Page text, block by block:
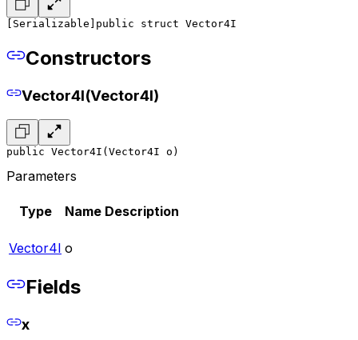
[Serializable] public struct Vector4I
Constructors
Vector4I(Vector4I)
public Vector4I(Vector4I o)
Parameters
Type Name Description
Vector4I o
Fields
x